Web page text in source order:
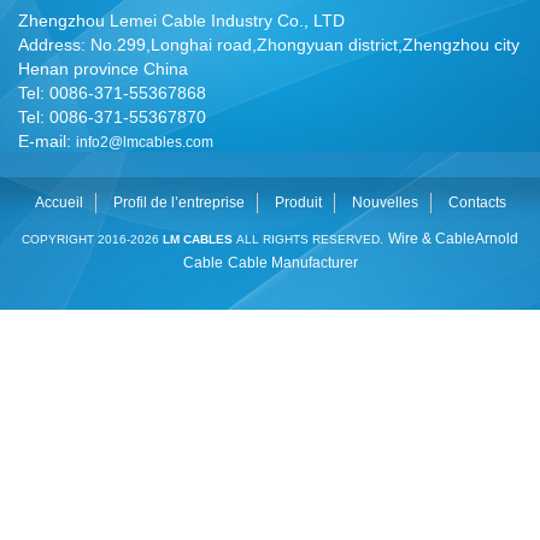
Zhengzhou Lemei Cable Industry Co., LTD
Address: No.299,Longhai road,Zhongyuan district,Zhengzhou city
Henan province China
Tel: 0086-371-55367868
Tel: 0086-371-55367870
E-mail: info2@lmcables.com
Accueil Profil de l’entreprise Produit Nouvelles Contacts
COPYRIGHT 2016-2026 LM CABLES ALL RIGHTS RESERVED. Wire & CableArnold
Cable Cable Manufacturer